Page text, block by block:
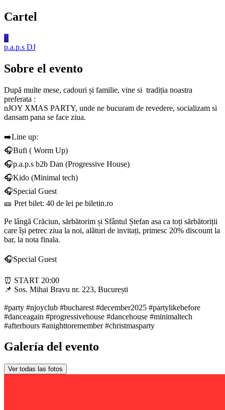
Cartel
P
p.a.p.s DJ
Sobre el evento
După multe mese, cadouri și familie, vine si tradiția noastra
preferata :
nJOY XMAS PARTY, unde ne bucuram de revedere, socializam si
dansam pana se face ziua.
➡️Line up:
🎧Bufi ( Worm Up)
🎧p.a.p.s b2b Dan (Progressive House)
🎧Kido (Minimal tech)
🎧Special Guest
🎫 Pret bilet: 40 de lei pe biletin.ro
Pe lângă Crăciun, sărbătorim și Sfântul Ștefan asa ca toți sărbătoriții
care își petrec ziua la noi, alături de invitați, primesc 20% discount la
bar, la nota finala.
🎧Special Guest
⏰ START 20:00
📌 Sos. Mihai Bravu nr. 223, București
#party #njoyclub #bucharest #december2025 #partylikebefore
#danceagain #progressivehouse #dancehouse #minimaltech
#afterhours #anighttoremember #christmasparty
Galería del evento
Ver todas las fotos